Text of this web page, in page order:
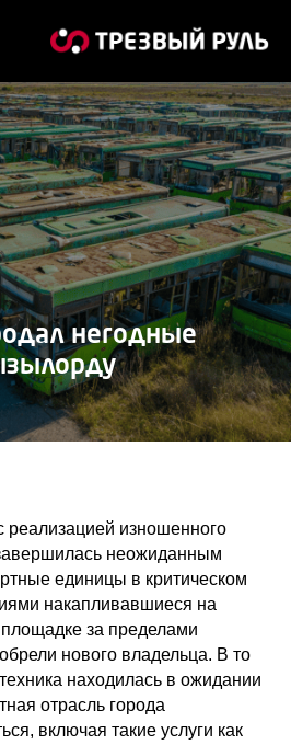
негодные
реализацией изношенного
неожиданным
единицы в критическом
накапливавшиеся на
за пределами
нового владельца. В то
находилась в ожидании
отрасль города
включая такие услуги как